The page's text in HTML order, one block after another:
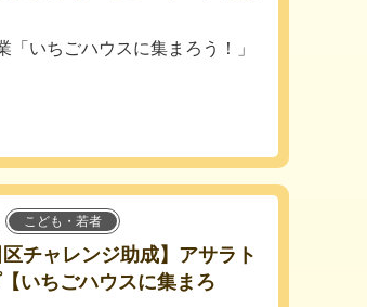
いちごハウスに集まろう！」
こども・若者
チャレンジ助成】アサラト
いちごハウスに集まろ